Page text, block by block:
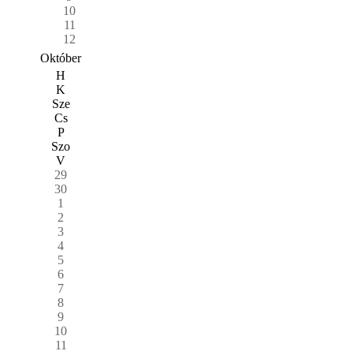
10
11
12
Október
H
K
Sze
Cs
P
Szo
V
29
30
1
2
3
4
5
6
7
8
9
10
11